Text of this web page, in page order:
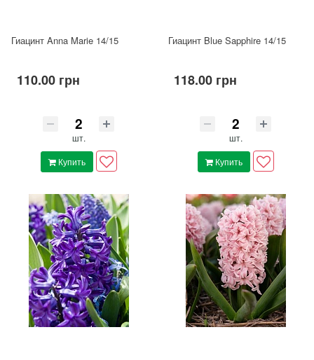
Гиацинт Anna Marie 14/15
110.00 грн
шт.
Купить
Гиацинт Blue Sapphire 14/15
118.00 грн
шт.
Купить